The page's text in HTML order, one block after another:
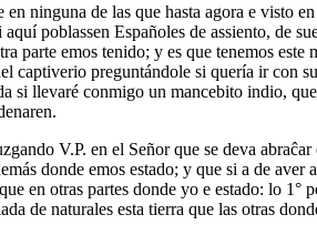
ninguna de las que hasta agora e visto
poblassen Españoles de assiento, de
parte emos tenido; y es que tenemos
captiverio preguntándole si quería ir con
si llevaré conmigo un mancebito indio,
V.P. en el Señor que se deva
donde emos estado; y que si a de
en otras partes donde yo e estado: lo
de naturales esta tierra que las otras